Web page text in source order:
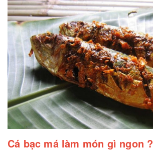
Cá bạc má làm món gì ngon ?